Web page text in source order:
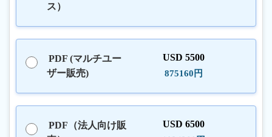
ス）
PDF (マルチユー
ザー販売)
USD 5500
875160円
PDF（法人向け販
USD 6500